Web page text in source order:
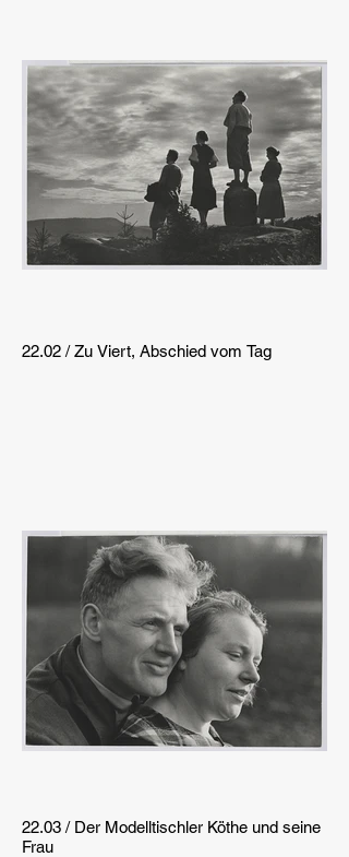
22.02 / Zu Viert, Abschied vom Tag
22.03 / Der Modelltischler Köthe und seine
Frau